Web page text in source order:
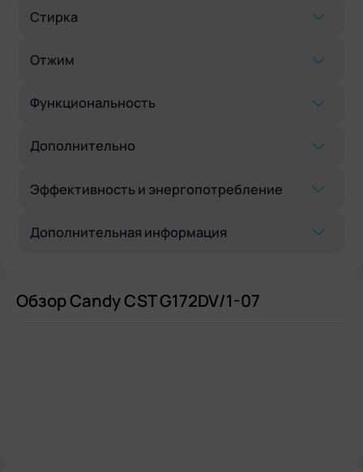
Стирка
Отжим
Функциональность
Дополнительно
Эффективность и энергопотребление
Дополнительная информация
Обзор Candy CST G172DV/1-07